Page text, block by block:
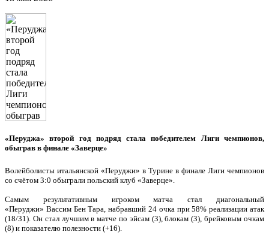
«Перуджа» второй год подряд стала победителем Лиги чемпионов,
обыграв в финале «Заверце»
Волейболисты итальянской «Перуджи» в Турине в финале Лиги чемпионов
со счётом 3:0 обыграли польский клуб «Заверце».
Самым результативным игроком матча стал диагональный
«Перуджи» Вассим Бен Тара, набравший 24 очка при 58% реализации атак
(18/31). Он стал лучшим в матче по эйсам (3), блокам (3), брейковым очкам
(8) и показателю полезности (+16).